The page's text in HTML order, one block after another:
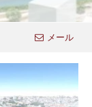
メール